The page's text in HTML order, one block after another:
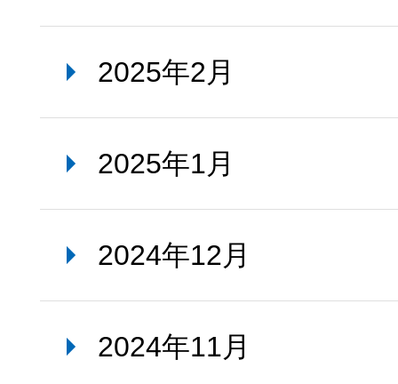
2025年2月
2025年1月
2024年12月
2024年11月